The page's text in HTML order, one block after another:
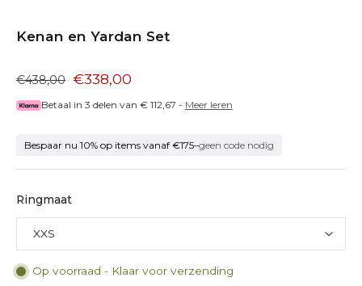
Kenan en Yardan Set
€438,00 €338,00
Betaal in 3 delen van € 112,67 - Meer leren
Bespaar nu 10% op items vanaf €175–geen code nodig
Ringmaat
Op voorraad - Klaar voor verzending